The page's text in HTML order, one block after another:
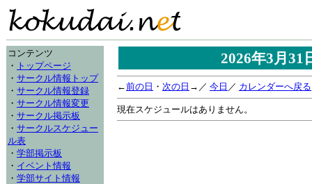
コンテンツ
・ トップページ
・ サークル情報トップ
・ サークル情報登録
・ サークル情報変更
・ サークル掲示板
・ サークルスケジュー
ル表
・ 学部掲示板
・ イベント情報
・ 学部サイト情報
2026年3月
←前の日 ・ 次の日 →／ 今日 ／ カレンダーへ戻る
現在スケジュールはありません。